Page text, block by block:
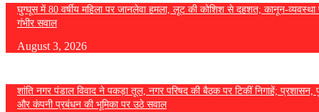
घुग्घूस में 80 वर्षीय महिला पर जानलेवा हमला, लूट की कोशिश से दहशत; कानून-व्यवस्था
गंभीर सवाल
August 3, 2026
शांति नगर पंडाल विवाद ने पकड़ा तूल, नगर परिषद की बैठक पर टिकीं निगाहें; प्रशासन,
और कंपनी प्रबंधन की भूमिका पर उठे सवाल